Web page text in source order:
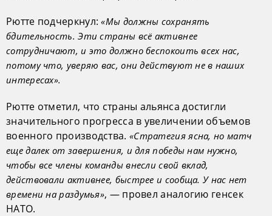
Рютте подчеркнул:«Мы должны сохранять
бдительность. Эти страны всё активнее
сотрудничают, и это должно беспокоить всех нас,
потому что, уверяю вас, они действуют не в наших
интересах».
Рютте отметил, что страны альянса достигли
значительного прогресса в увеличении объемов
военного производства. «Стратегия ясна, но матч
еще далек от завершения, и для победы нам нужно,
чтобы все члены команды внесли свой вклад,
действовали активнее, быстрее и сообща. У нас нет
времени на раздумья», — провел аналогию генсек
НАТО.